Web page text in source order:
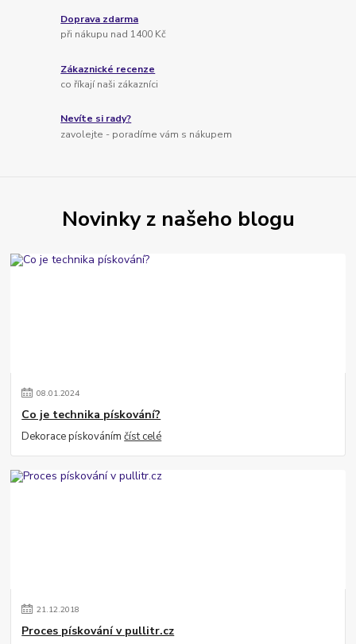
Doprava zdarma
při nákupu nad 1400 Kč
Zákaznické recenze
co říkají naši zákazníci
Nevíte si rady?
zavolejte - poradíme vám s nákupem
Novinky z našeho blogu
08.01.2024
Co je technika pískování?
Dekorace pískovánímčíst celé
21.12.2018
Proces pískování v pullitr.cz